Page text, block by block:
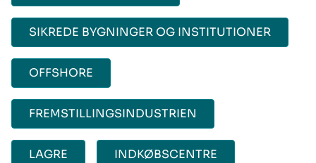
SIKREDE BYGNINGER OG INSTITUTIONER
OFFSHORE
FREMSTILLINGSINDUSTRIEN
LAGRE INDKØBSCENTRE